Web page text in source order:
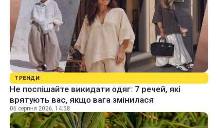
ТРЕНДИ
Не поспішайте викидати одяг: 7 речей, які
врятують вас, якщо вага змінилася
06 серпня 2026, 14:58